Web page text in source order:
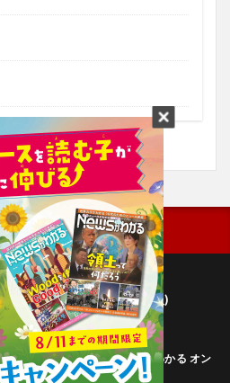
シーポリシー(毎日新聞出版)
ついて(毎日新聞社)
のニュース雑誌「ニュースがわかる オン
ライン」.